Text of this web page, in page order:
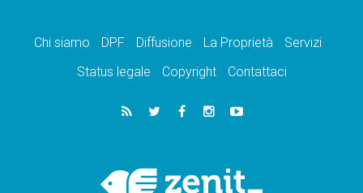
Chi siamo DPF Diffusione La Proprietà
Servizi
Status legale
Copyright Contattaci